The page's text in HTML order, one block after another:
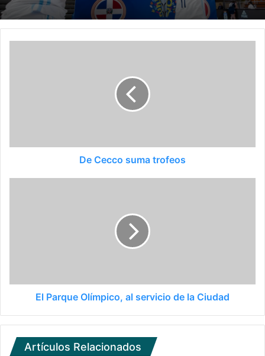
De Cecco suma trofeos
El Parque Olímpico, al servicio de la Ciudad
Artículos Relacionados